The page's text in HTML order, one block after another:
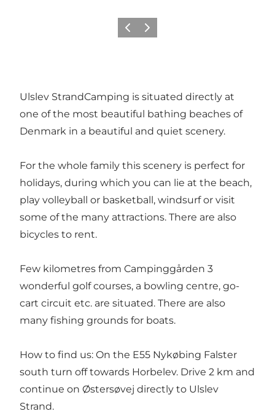
Föregående
Nästa
Ulslev StrandCamping is situated directly at
one of the most beautiful bathing beaches of
Denmark in a beautiful and quiet scenery.
For the whole family this scenery is perfect for
holidays, during which you can lie at the beach,
play volleyball or basketball, windsurf or visit
some of the many attractions. There are also
bicycles to rent.
Few kilometres from Campinggården 3
wonderful golf courses, a bowling centre, go-
cart circuit etc. are situated. There are also
many fishing grounds for boats.
How to find us: On the E55 Nykøbing Falster
south turn off towards Horbelev. Drive 2 km and
continue on Østersøvej directly to Ulslev
Strand.